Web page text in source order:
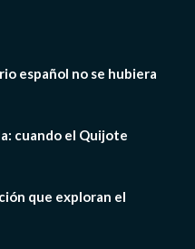
español no se hubiera
cuando el Quijote
que exploran el